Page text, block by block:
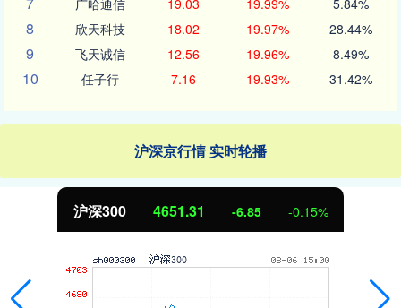
广哈通信 19.03 19.99% 5.84%
8 欣天科技 18.02 19.97% 28.44%
9 飞天诚信 12.56 19.96% 8.49%
10 任子行 7.16 19.93% 31.42%
沪深京行情 实时轮播
沪深300 4651.31 -6.85 -0.15%